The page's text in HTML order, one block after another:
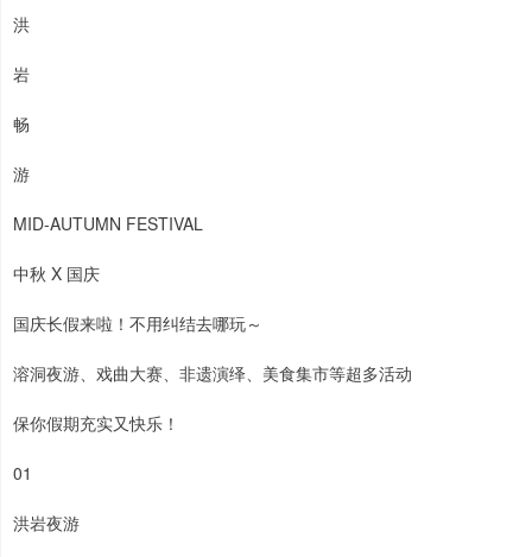
洪
岩
畅
游
MID-AUTUMN FESTIVAL
中秋 X 国庆
国庆长假来啦！不用纠结去哪玩～
溶洞夜游、戏曲大赛、非遗演绎、美食集市等超多活动
保你假期充实又快乐！
01
洪岩夜游